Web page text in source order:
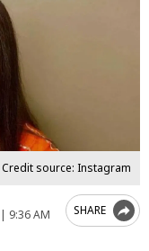
source: Instagram
9:36 AM SHARE